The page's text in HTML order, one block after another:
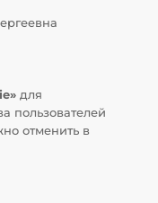
для
пользователей
отменить в